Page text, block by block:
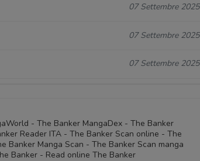
07 Settembre 2025
07 Settembre 2025
07 Settembre 2025
- The Banker MangaDex - The Banker
Reader ITA - The Banker Scan online - The
Banker Manga Scan - The Banker Scan manga
Banker - Read online The Banker